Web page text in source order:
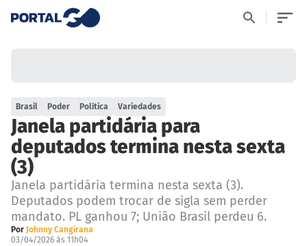
Brasil Poder Política Variedades
Janela partidária para
deputados termina nesta sexta
(3)
Janela partidária termina nesta sexta (3).
Deputados podem trocar de sigla sem perder
mandato. PL ganhou 7; União Brasil perdeu 6.
Por Johnny Cangirana
03/04/2026 às 11h04